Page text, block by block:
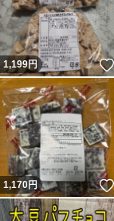
1,199円
1,170円